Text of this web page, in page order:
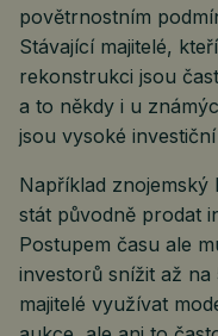
povětrnostním
Stávající majitelé,
rekonstrukci jsou
a to někdy i u
jsou vysoké
Například znojemský
stát původně prodat
Postupem času ale
investorů snížit až na
majitelé využívat